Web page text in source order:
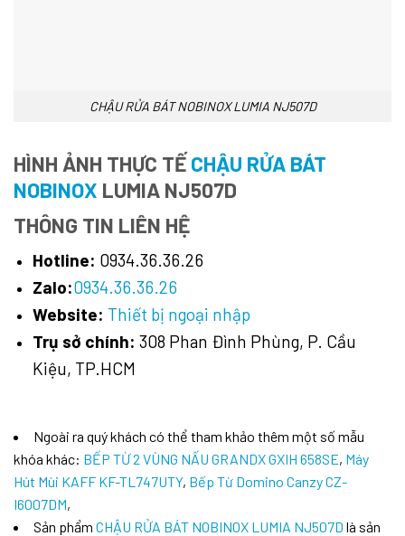
CHẬU RỬA BÁT NOBINOX LUMIA NJ507D
HÌNH ẢNH THỰC TẾ CHẬU RỬA BÁT
NOBINOX LUMIA NJ507D
THÔNG TIN LIÊN HỆ
Hotline: 0934.36.36.26
Zalo:0934.36.36.26
Website: Thiết bị ngoại nhập
Trụ sở chính: 308 Phan Đình Phùng, P. Cầu
Kiệu, TP.HCM
Ngoài ra quý khách có thể tham khảo thêm một số mẫu
khóa khác: BẾP TỪ 2 VÙNG NẤU GRANDX GXIH 658SE, Máy
Hút Mùi KAFF KF-TL747UTY, Bếp Từ Domino Canzy CZ-
I6007DM,
Sản phẩm CHẬU RỬA BÁT NOBINOX LUMIA NJ507D là sản